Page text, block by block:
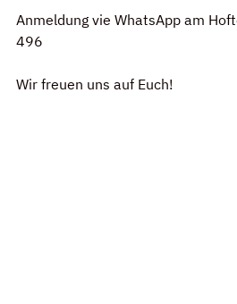
Anmeldung vie WhatsApp am
496
Wir freuen uns auf Euch!